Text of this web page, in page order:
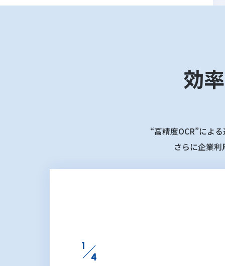
効
“高精度OCR”によ
さらに企業
1
4